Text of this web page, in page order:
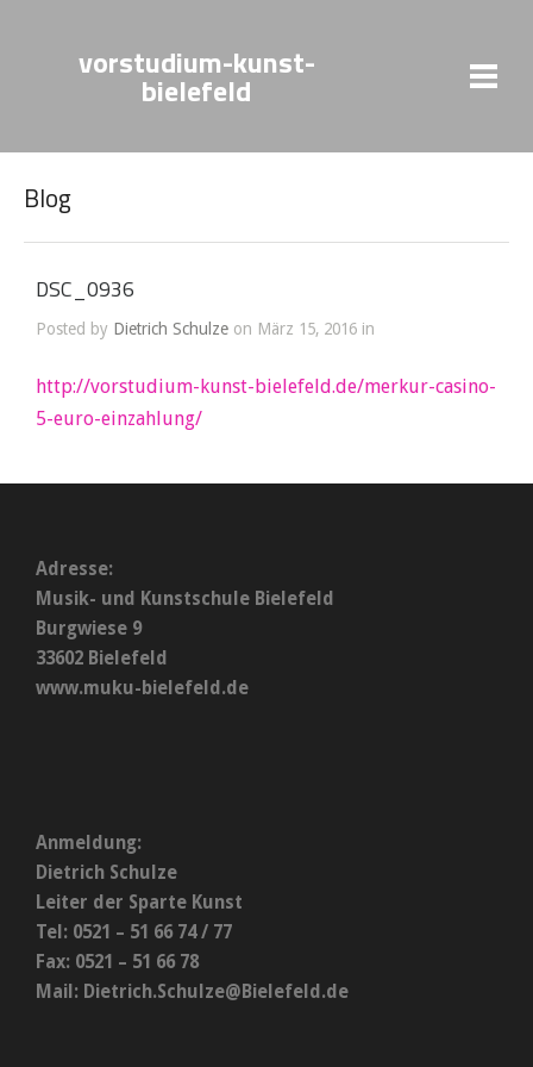
vorstudium-kunst-
bielefeld
Blog
DSC_0936
Posted by Dietrich Schulze on März 15, 2016 in
http://vorstudium-kunst-bielefeld.de/merkur-casino-
5-euro-einzahlung/
Adresse:
Musik- und Kunstschule Bielefeld
Burgwiese 9
33602 Bielefeld
www.muku-bielefeld.de
Anmeldung:
Dietrich Schulze
Leiter der Sparte Kunst
Tel: 0521 – 51 66 74 / 77
Fax: 0521 – 51 66 78
Mail: Dietrich.Schulze@Bielefeld.de